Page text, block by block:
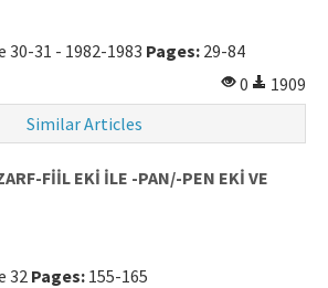
30-31 - 1982-1983 Pages: 29-84
0
1909
Similar Articles
FİİL EKİ İLE -PAN/-PEN EKİ VE
32Pages: 155-165